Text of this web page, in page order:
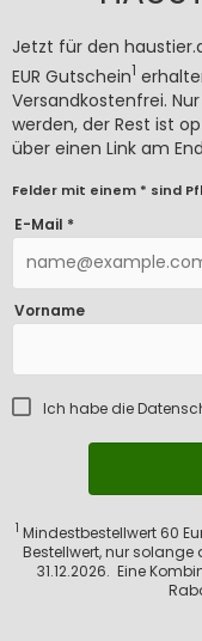
Jetzt für den
EUR Gutschein1
Versandkostenfrei.
werden, der Rest ist
über einen Link am
Felder mit einem * sind
E-Mail *
Vorname
Ich habe die
1 Mindestbestellwert 60
Bestellwert, nur
31.12.2026. Eine